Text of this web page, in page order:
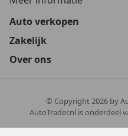
Auto verkopen
Zakelijk
Over ons
© Copyright2026 by
AutoTrader.nl is onderdeel